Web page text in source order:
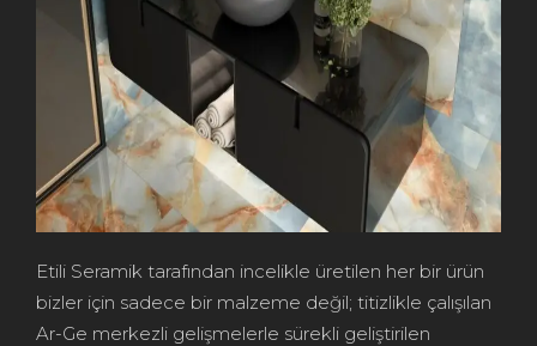
Etili Seramik tarafından incelikle üretilen her bir ürün
bizler için sadece bir malzeme değil; titizlikle çalışılan
Ar-Ge merkezli gelişmelerle sürekli geliştirilen